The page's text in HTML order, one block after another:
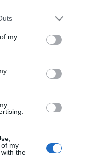
one or more Google
You may click to
third-party tags to
in below Google
my
of my
the